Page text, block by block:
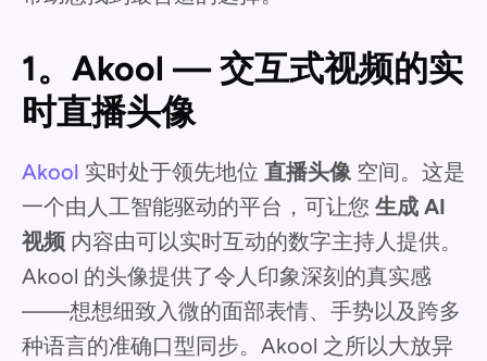
1。Akool — 交互式视频的实
时直播头像
Akool 实时处于领先地位 直播头像空间。这是
一个由人工智能驱动的平台，可让您 生成 AI
视频 内容由可以实时互动的数字主持人提供。
Akool 的头像提供了令人印象深刻的真实感
——想想细致入微的面部表情、手势以及跨多
种语言的准确口型同步。Akool 之所以大放异